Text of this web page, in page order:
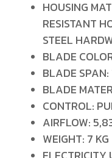
HOUSING
RESISTANT
STEEL
BLADE
BLADE
BLADE
CONTROL:
AIRFLOW:
WEIGHT: 7 KG